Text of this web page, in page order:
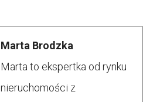
Marta Brodzka
Marta to ekspertka od rynku
nieruchomości z